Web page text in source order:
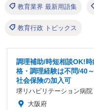
教育業界 最新用語集
教育行政 トピックス
調理補助/時短相談OK!
格・調理経験は不問/40
社会保険の加入可
堺リハビリテーション病院
大阪府